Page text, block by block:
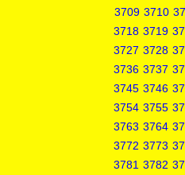
3709 3710
3718 3719
3727 3728
3736 3737
3745 3746
3754 3755
3763 3764
3772 3773
3781 3782